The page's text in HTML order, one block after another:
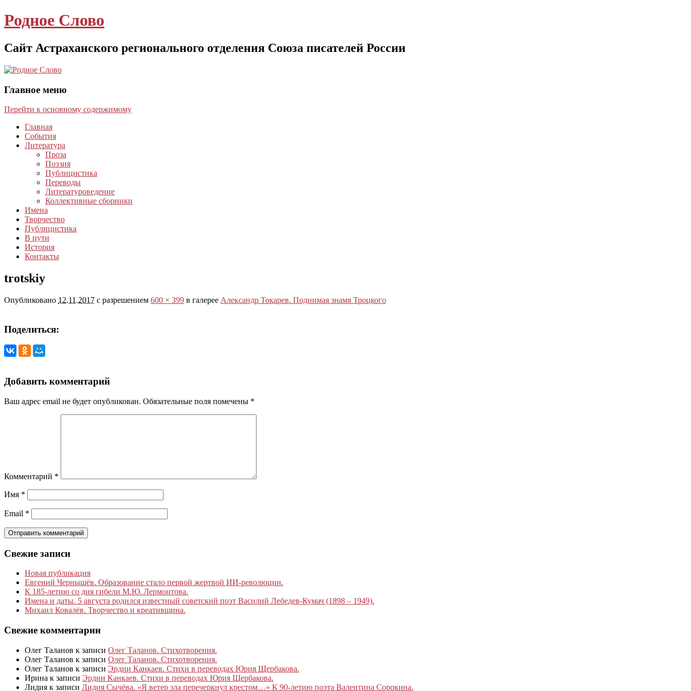
Родное Слово
Сайт Астраханского регионального отделения Союза писателей России
Главное меню
Перейти к основному содержимому
Главная
События
Литература
Проза
Поэзия
Публицистика
Переводы
Литературоведение
Коллективные сборники
Имена
Творчество
Публицистика
В пути
История
Контакты
trotskiy
Опубликовано 12.11.2017 с разрешением 600 × 399 в галерее Александр Токарев. Поднимая знамя Троцкого
Поделиться:
Добавить комментарий
Ваш адрес email не будет опубликован. Обязательные поля помечены *
Комментарий *
Имя *
Email *
Свежие записи
Новая публикация
Евгений Чернышёв. Образование стало первой жертвой ИИ-революции.
К 185‑летию со дня гибели М.Ю. Лермонтова.
Имена и даты. 5 августа родился известный советский поэт Василий Лебедев-Кумач (1898 – 1949).
Михаил Ковалёв. Творчество и креативщина.
Свежие комментарии
Олег Таланов к записи Олег Таланов. Стихотворения.
Олег Таланов к записи Олег Таланов. Стихотворения.
Олег Таланов к записи Эрдни Канкаев. Стихи в переводах Юрия Щербакова.
Ирина к записи Эрдни Канкаев. Стихи в переводах Юрия Щербакова.
Лидия к записи Лидия Сычёва. «Я ветер зла перечеркнул крестом…» К 90-летию поэта Валентина Сорокина.